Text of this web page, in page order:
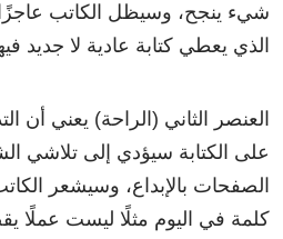
شيء ينجح، وسيظل الكاتب
الذي يعطي كتابة عادية لا جديد
العنصر الثاني (الراحة) يعني أن
على الكتابة سيؤدي إلى تلاشي
الصفحات بالإبداع، وسيشعر
كلمة في اليوم مثلًا ليست عملًا